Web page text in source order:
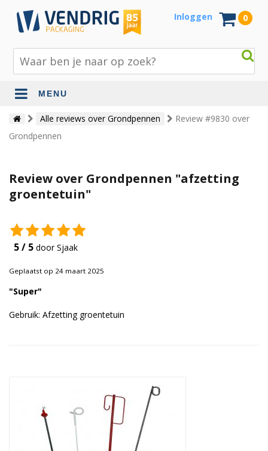
Inloggen 0
MENU
Beschermingsmateriaal
Bouw- en tuinmaterialen
Jute en lopers
Tape en stickers
Alle reviews over Grondpennen
Review #9830 over
Grondpennen
Review over Grondpennen "afzetting
groentetuin"
5 / 5 door Sjaak
Geplaatst op 24 maart 2025
"Super"
Gebruik: Afzetting groentetuin